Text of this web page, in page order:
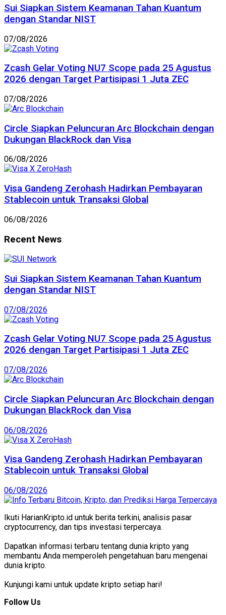
Sui Siapkan Sistem Keamanan Tahan Kuantum
dengan Standar NIST
07/08/2026
Zcash Gelar Voting NU7 Scope pada 25 Agustus
2026 dengan Target Partisipasi 1 Juta ZEC
07/08/2026
Circle Siapkan Peluncuran Arc Blockchain dengan
Dukungan BlackRock dan Visa
06/08/2026
Visa Gandeng Zerohash Hadirkan Pembayaran
Stablecoin untuk Transaksi Global
06/08/2026
Recent News
Sui Siapkan Sistem Keamanan Tahan Kuantum
dengan Standar NIST
07/08/2026
Zcash Gelar Voting NU7 Scope pada 25 Agustus
2026 dengan Target Partisipasi 1 Juta ZEC
07/08/2026
Circle Siapkan Peluncuran Arc Blockchain dengan
Dukungan BlackRock dan Visa
06/08/2026
Visa Gandeng Zerohash Hadirkan Pembayaran
Stablecoin untuk Transaksi Global
06/08/2026
Ikuti HarianKripto.id untuk berita terkini, analisis pasar
cryptocurrency, dan tips investasi terpercaya.
Dapatkan informasi terbaru tentang dunia kripto yang
membantu Anda memperoleh pengetahuan baru mengenai
dunia kripto.
Kunjungi kami untuk update kripto setiap hari!
Follow Us